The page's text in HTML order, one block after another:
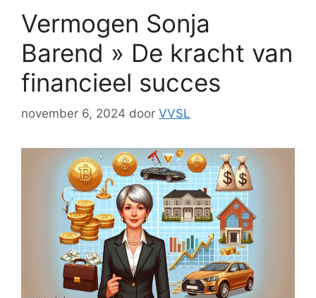
Vermogen Sonja
Barend » De kracht van
financieel succes
november 6, 2024 door VVSL